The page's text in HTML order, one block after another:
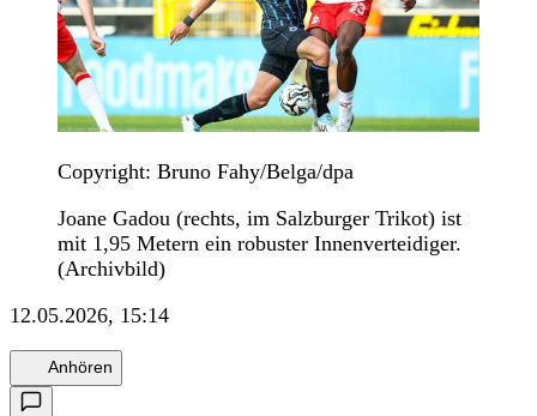
Copyright: Bruno Fahy/Belga/dpa
Joane Gadou (rechts, im Salzburger Trikot) ist
mit 1,95 Metern ein robuster Innenverteidiger.
(Archivbild)
12.05.2026, 15:14
Anhören